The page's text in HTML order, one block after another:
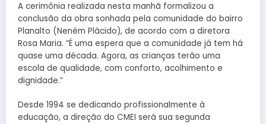
A cerimônia realizada nesta manhã formalizou a
conclusão da obra sonhada pela comunidade do bairro
Planalto (Neném Plácido), de acordo com a diretora
Rosa Maria. “É uma espera que a comunidade já tem há
quase uma década. Agora, as crianças terão uma
escola de qualidade, com conforto, acolhimento e
dignidade.”
Desde 1994 se dedicando profissionalmente à
educação, a direção do CMEI será sua segunda